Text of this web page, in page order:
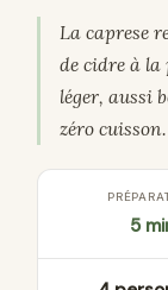
La caprese
de cidre à la
léger, aussi
zéro cuisson.
5